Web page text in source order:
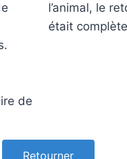
de
l’animal, le
était
Retourner